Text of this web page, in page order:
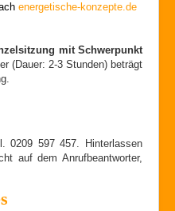
energetische-konzepte.de
mit Schwerpunkt
(Dauer: 2-3 Stunden) beträgt
0209 597 457. Hinterlassen
auf dem Anrufbeantworter,